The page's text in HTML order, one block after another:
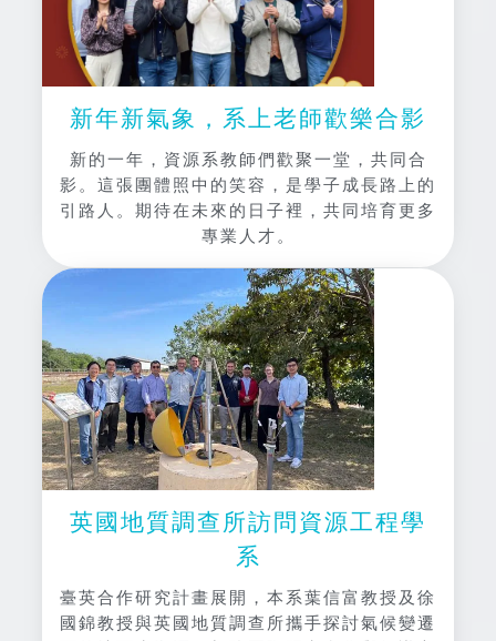
新年新氣象，系上老師歡樂合影
新的一年，資源系教師們歡聚一堂，共同合
影。這張團體照中的笑容，是學子成長路上的
引路人。期待在未來的日子裡，共同培育更多
專業人才。
英國地質調查所訪問資源工程學
系
臺英合作研究計畫展開，本系葉信富教授及徐
國錦教授與英國地質調查所攜手探討氣候變遷